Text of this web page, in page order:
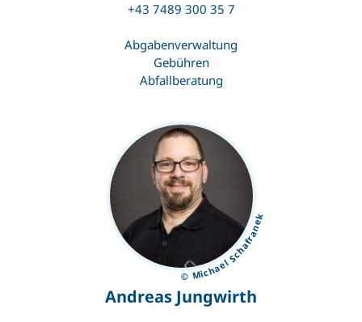
+43 7489 300 35 7
Abgabenverwaltung
Gebühren
Abfallberatung
© Michael Schafranek
Andreas Jungwirth